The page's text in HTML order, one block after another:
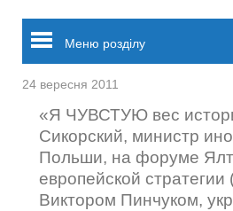
Меню розділу
24 вересня 2011
«Я ЧУВСТУЮ вес
Сикорский, министр
Польши, на форуме
европейской
Виктором Пинчуком,